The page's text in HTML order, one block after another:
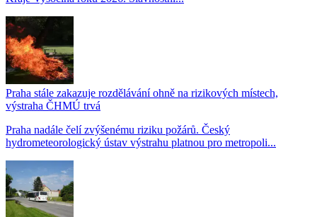
Praha stále zakazuje rozdělávání ohně na rizikových místech,
výstraha ČHMÚ trvá
Praha nadále čelí zvýšenému riziku požárů. Český
hydrometeorologický ústav výstrahu platnou pro metropoli...